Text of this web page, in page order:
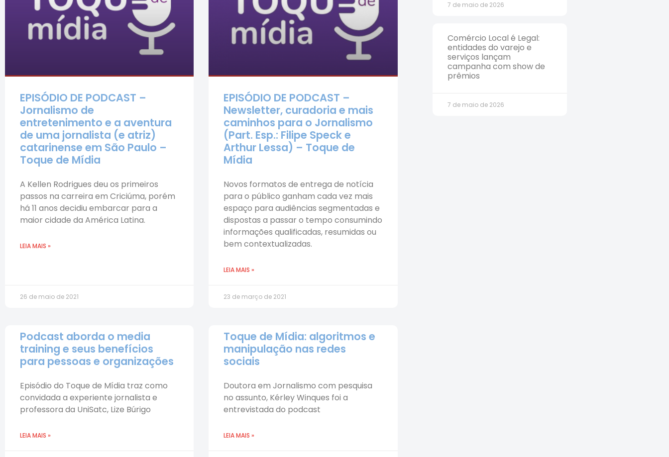
EPISÓDIO DE PODCAST –
Jornalismo de
entretenimento e a aventura
de uma jornalista (e atriz)
catarinense em São Paulo –
Toque de Mídia
A Kellen Rodrigues deu os primeiros
passos na carreira em Criciúma, porém
há 11 anos decidiu embarcar para a
maior cidade da América Latina.
LEIA MAIS »
26 de maio de 2021
EPISÓDIO DE PODCAST –
Newsletter, curadoria e mais
caminhos para o Jornalismo
(Part. Esp.: Filipe Speck e
Arthur Lessa) – Toque de
Mídia
Novos formatos de entrega de notícia
para o público ganham cada vez mais
espaço para audiências segmentadas e
dispostas a passar o tempo consumindo
informações qualificadas, resumidas ou
bem contextualizadas.
LEIA MAIS »
23 de março de 2021
Podcast aborda o media
training e seus benefícios
para pessoas e organizações
Episódio do Toque de Mídia traz como
convidada a experiente jornalista e
professora da UniSatc, Lize Búrigo
LEIA MAIS »
Toque de Mídia: algoritmos e
manipulação nas redes
sociais
Doutora em Jornalismo com pesquisa
no assunto, Kérley Winques foi a
entrevistada do podcast
LEIA MAIS »
7 de maio de 2026
Comércio Local é Legal:
entidades do varejo e
serviços lançam
campanha com show de
prêmios
7 de maio de 2026